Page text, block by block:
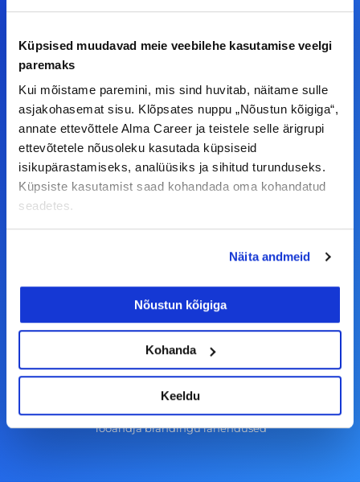
Küpsised muudavad meie veebilehe kasutamise veelgi
paremaks
Kui mõistame paremini, mis sind huvitab, näitame sulle
asjakohasemat sisu. Klõpsates nuppu „Nõustun kõigiga“,
annate ettevõttele Alma Career ja teistele selle ärigrupi
ettevõtetele nõusoleku kasutada küpsiseid
isikupärastamiseks, analüüsiks ja sihitud turunduseks.
Küpsiste kasutamist saad kohandada oma kohandatud
seadetes.
Näita andmeid
Nõustun kõigiga
Kohanda
Keeldu
a
c
e
b
o
o
-
n
s
t
a
g
r
m
i
n
k
e
d
i
o
u
t
u
b
e
© Alma Career Estonia OÜ
Tööotsijale
Tööandjale
Lisa töökuulutus CV.ee lehele
CV-Online värbamisteenused
Töökuulutamise võimalused
Tööandja brändingu lahendused